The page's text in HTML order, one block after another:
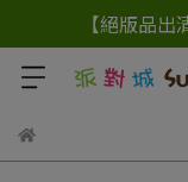
【絕版品